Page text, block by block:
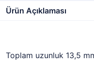
Ürün Açıklaması
Toplam uzunluk 13,5